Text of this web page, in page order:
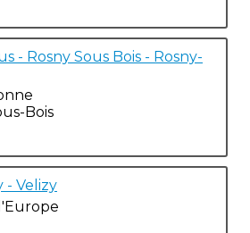
- Rosny Sous Bois - Rosny-
Bois
- Velizy